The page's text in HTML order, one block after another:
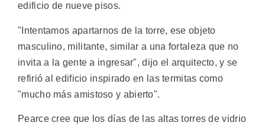
edificio de nueve pisos.
"Intentamos apartarnos de la torre, ese objeto
masculino, militante, similar a una fortaleza que no
invita a la gente a ingresar", dijo el arquitecto, y se
refirió al edificio inspirado en las termitas como
"mucho más amistoso y abierto".
Pearce cree que los días de las altas torres de vidrio